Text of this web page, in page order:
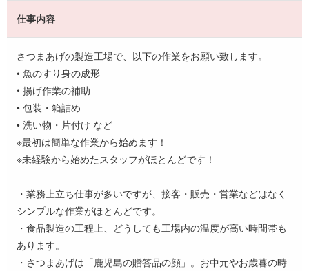
仕事内容
さつまあげの製造工場で、以下の作業をお願い致します。
• 魚のすり身の成形
• 揚げ作業の補助
• 包装・箱詰め
• 洗い物・片付け など
※最初は簡単な作業から始めます！
※未経験から始めたスタッフがほとんどです！
・業務上立ち仕事が多いですが、接客・販売・営業などはなく
シンプルな作業がほとんどです。
・食品製造の工程上、どうしても工場内の温度が高い時間帯も
あります。
・さつまあげは「鹿児島の贈答品の顔」。お中元やお歳暮の時